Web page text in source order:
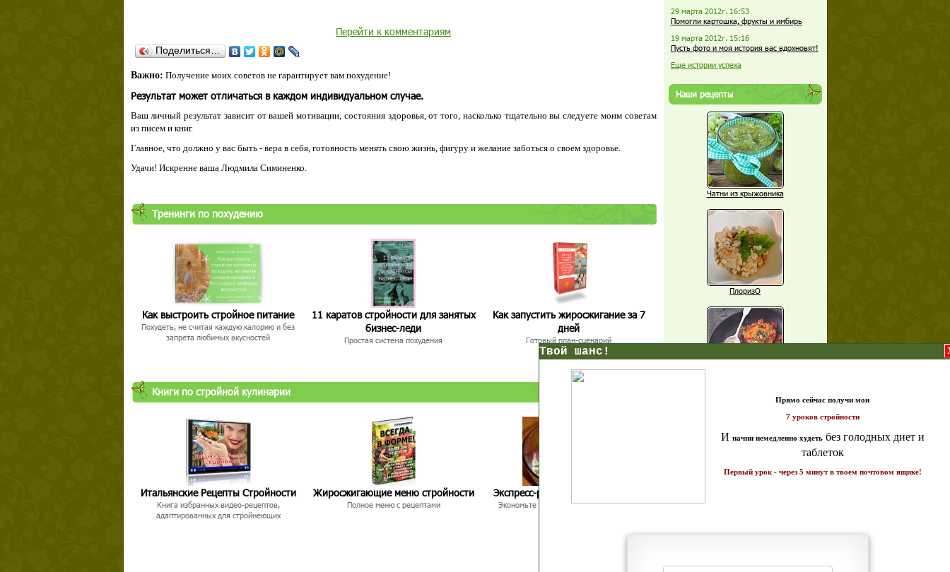
Перейти к комментариям
Поделиться…
Важно: Получение моих советов не гарантирует вам похудение!
Результат может отличаться в каждом индивидуальном случае.
Ваш личный результат зависит от вашей мотивации, состояния здоровья, от того, насколько тщательно вы следуете моим советам
из писем и книг.
Главное, что должно у вас быть - вера в себя, готовность менять свою жизнь, фигуру и желание заботься о своем здоровье.
Удачи! Искренне ваша Людмила Симиненко.
Тренинги по похудению
Как выстроить стройное питание
Похудеть, не считая каждую калорию и без
запрета любимых вкусностей
11 каратов стройности для занятых
бизнес-леди
Простая система похудения
Как запустить жиросжигание за 7
дней
Готовый план-сценарий
Книги по стройной кулинарии
Итальянские Рецепты Стройности
Книга избранных видео-рецептов,
адаптированных для стройнеющих
Жиросжигающие меню стройности
Полное меню с рецептами
Экспресс-рецепты для худеющих
Экономьте время и Стройнейте Вкусно!
29 марта 2012г. 16:53
Помогли картошка, фрукты и имбирь
19 марта 2012г. 15:16
Пусть фото и моя история вас вдохновят!
Еще истории успеха
Наши рецепты
Чатни из крыжовника
ПлоризО
Еще рецепты
середине дня?
7 уроков стройности
начни немедленно худеть
таблеток
Первый урок - через 5 минут в твоем почтовом ящике!